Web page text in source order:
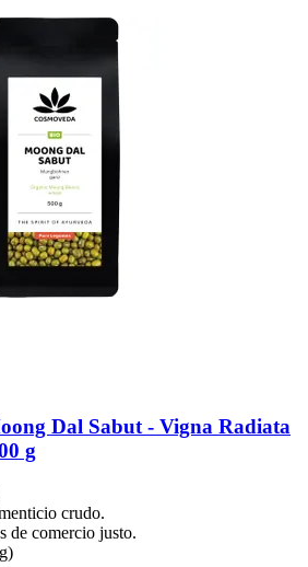
Dal Sabut -​ Vigna Radiata
g
crudo.
de comercio justo.